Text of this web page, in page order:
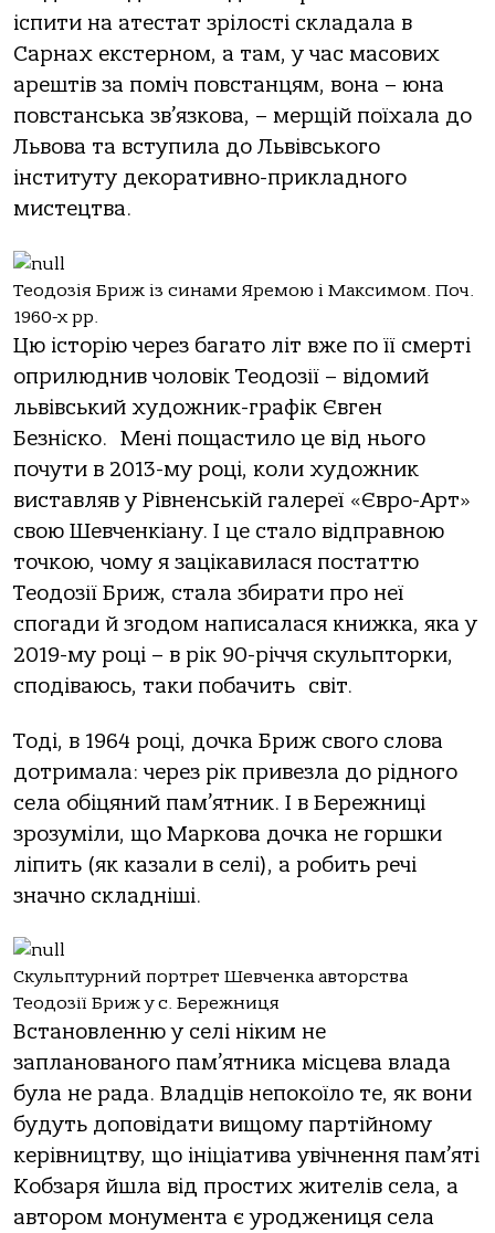
іспити на атестат зрілості складала в
Сарнах екстерном, а там, у час масових
арештів за поміч повстанцям, вона – юна
повстанська зв’язкова, – мерщій поїхала до
Львова та вступила до Львівського
інституту декоративно-прикладного
мистецтва.
Теодозія Бриж із синами Яремою і Максимом. Поч.
1960-х рр.
Цю історію через багато літ вже по її смерті
оприлюднив чоловік Теодозії – відомий
львівський художник-графік Євген
Безніско. Мені пощастило це від нього
почути в 2013-му році, коли художник
виставляв у Рівненській галереї «Євро-Арт»
свою Шевченкіану. І це стало відправною
точкою, чому я зацікавилася постаттю
Теодозії Бриж, стала збирати про неї
спогади й згодом написалася книжка, яка у
2019-му році – в рік 90-річчя скульпторки,
сподіваюсь, таки побачить світ.
Тоді, в 1964 році, дочка Бриж свого слова
дотримала: через рік привезла до рідного
села обіцяний пам’ятник. І в Бережниці
зрозуміли, що Маркова дочка не горшки
ліпить (як казали в селі), а робить речі
значно складніші.
Скульптурний портрет Шевченка авторства
Теодозії Бриж у с. Бережниця
Встановленню у селі ніким не
запланованого пам’ятника місцева влада
була не рада. Владців непокоїло те, як вони
будуть доповідати вищому партійному
керівництву, що ініціатива увічнення пам’яті
Кобзаря йшла від простих жителів села, а
автором монумента є уроджениця села